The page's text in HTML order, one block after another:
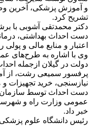
و آموزش پزشکی، آخرین
تشریح کرد.
دکتر محمدتقی آشوبی با
دست احداث بهداشتی،
اعتبار و منابع مالی و پولی
وی با اشاره به طرح‌های
پرفسور سمیعی رشت، از
نیازسنجی، خرید تجهیزات
دست احداث توسط سازمان
عمومی وزارت راه و
خبر داد.
رئیس دانشگاه علوم پزشکی